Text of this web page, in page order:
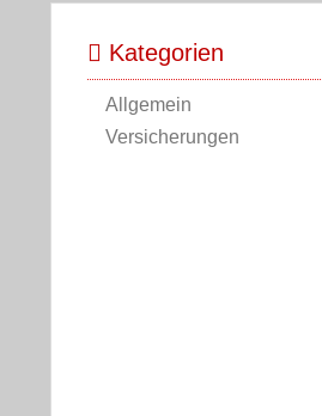
Kategorien
Allgemein
Versicherungen